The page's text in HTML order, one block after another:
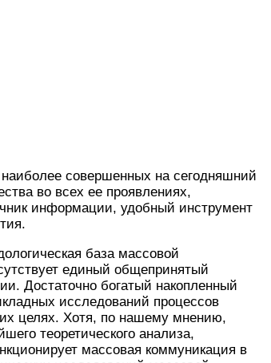
совершенных на сегодняшний
во всех ее проявлениях,
информации, удобный инструмент
база массовой
единый общепринятый
Достаточно богатый накопленный
исследований процессов
целях. Хотя, по нашему мнению,
теоретического анализа,
массовая коммуникация в